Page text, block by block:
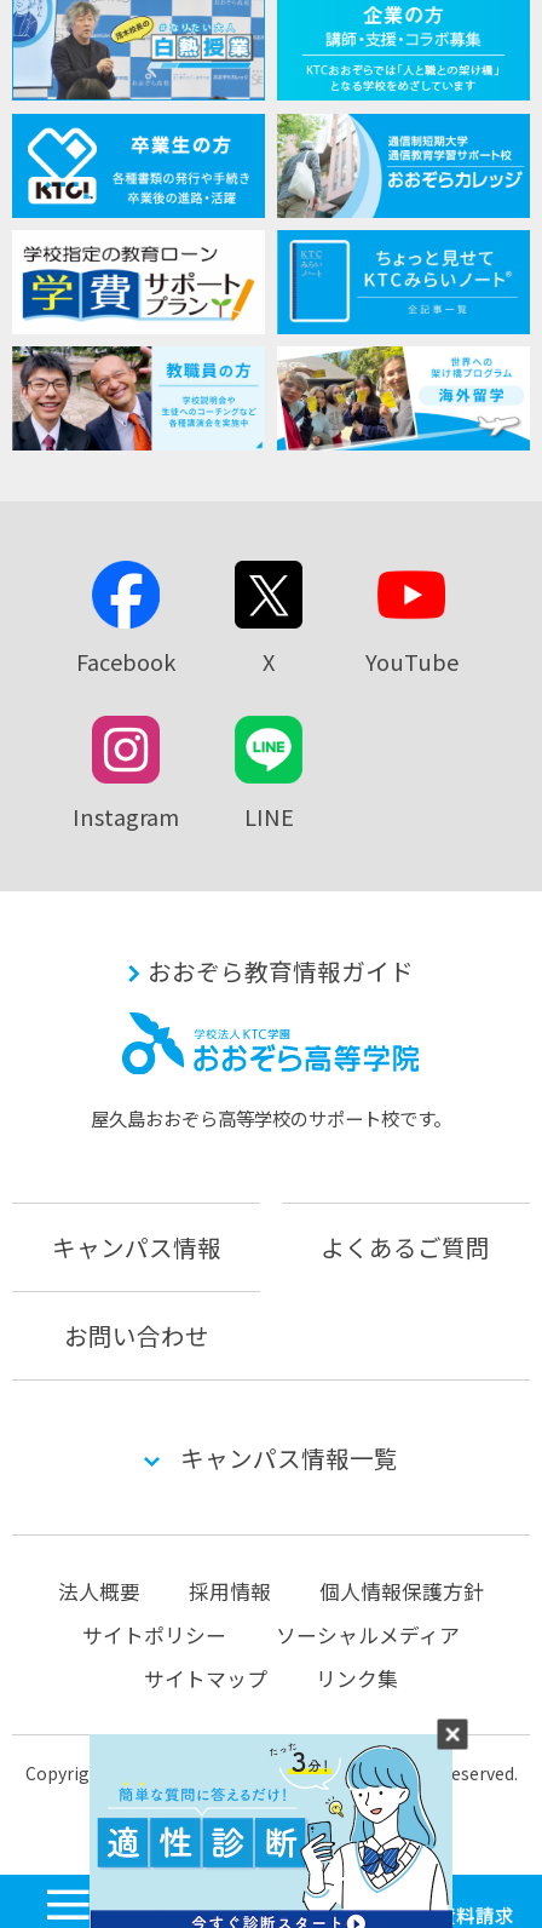
Facebook X YouTube
Instagram LINE
おおぞら教育情報ガイド
屋久島おおぞら⾼等学校のサポート校です。
キャンパス情報 よくあるご質問
お問い合わせ
キャンパス情報一覧
法人概要 採用情報
個人情報保護方針
サイトポリシー
ソーシャルメディア
サイトマップ
リンク集
Copyright © 2004-2026 KTC-school.com All Rights Reserved.